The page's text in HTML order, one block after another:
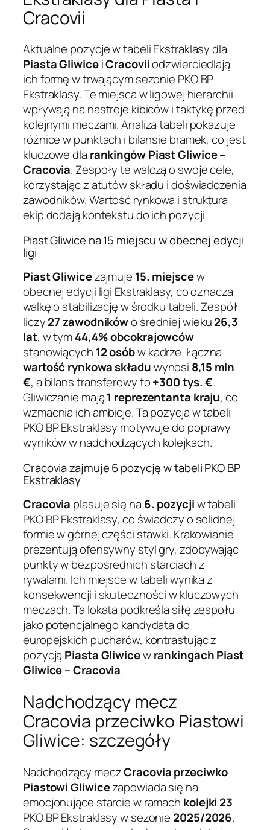
Cracovii
Aktualne pozycje w tabeli Ekstraklasy dla
Piasta GliwiceiCracoviiodzwierciedlają
ich formę w trwającym sezonie PKO BP
Ekstraklasy. Te miejsca w ligowej hierarchii
wpływają na nastroje kibiców i taktykę przed
kolejnymi meczami. Analiza tabeli pokazuje
różnice w punktach i bilansie bramek, co jest
kluczowe dla rankingów Piast Gliwice –
Cracovia. Zespoły te walczą o swoje cele,
korzystając z atutów składu i doświadczenia
zawodników. Wartość rynkowa i struktura
ekip dodają kontekstu do ich pozycji.
Piast Gliwice na 15 miejscu w obecnej edycji
ligi
Piast Gliwicezajmuje 15. miejscew
obecnej edycji ligi Ekstraklasy, co oznacza
walkę o stabilizację w środku tabeli. Zespół
liczy27 zawodnikówo średniej wieku26,3
lat, w tym44,4% obcokrajowców
stanowiących 12 osóbw kadrze. Łączna
wartość rynkowa składuwynosi 8,15 mln
€, a bilans transferowy to+300 tys. €.
Gliwiczanie mają1 reprezentanta kraju, co
wzmacnia ich ambicje. Ta pozycja w tabeli
PKO BP Ekstraklasy motywuje do poprawy
wyników w nadchodzących kolejkach.
Cracovia zajmuje 6 pozycję w tabeli PKO BP
Ekstraklasy
Cracovia plasuje się na 6. pozycjiw tabeli
PKO BP Ekstraklasy, co świadczy o solidnej
formie w górnej części stawki. Krakowianie
prezentują ofensywny styl gry, zdobywając
punkty w bezpośrednich starciach z
rywalami. Ich miejsce w tabeli wynika z
konsekwencji i skuteczności w kluczowych
meczach. Ta lokata podkreśla siłę zespołu
jako potencjalnego kandydata do
europejskich pucharów, kontrastując z
pozycją Piasta Gliwicewrankingach Piast
Gliwice – Cracovia.
Nadchodzący mecz
Cracovia przeciwko Piastowi
Gliwice: szczegóły
Nadchodzący meczCracovia przeciwko
Piastowi Gliwicezapowiada się na
emocjonujące starcie w ramach kolejki 23
PKO BP Ekstraklasy w sezonie 2025/2026.